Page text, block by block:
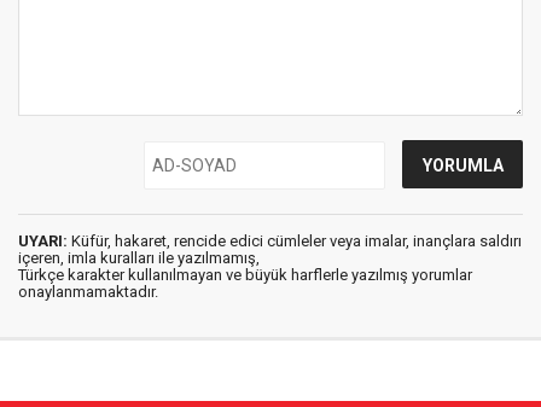
UYARI: Küfür, hakaret, rencide edici cümleler veya imalar, inançlara saldırı
içeren, imla kuralları ile yazılmamış,
Türkçe karakter kullanılmayan ve büyük harflerle yazılmış yorumlar
onaylanmamaktadır.